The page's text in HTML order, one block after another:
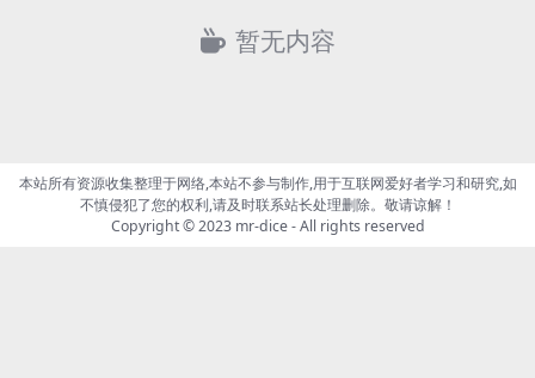
暂无内容
本站所有资源收集整理于网络,本站不参与制作,用于互联网爱好者学习和研究,如
不慎侵犯了您的权利,请及时联系站长处理删除。敬请谅解！
Copyright © 2023 mr-dice- All rights reserved